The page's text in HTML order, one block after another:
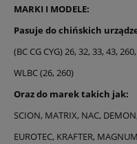
MARKI I MODELE:
Pasuje do chińskich
(BC CG CYG) 26, 32, 33, 43,
WLBC (26, 260)
Oraz do marek takich jak:
SCION, MATRIX, NAC,
EUROTEC, KRAFTER,